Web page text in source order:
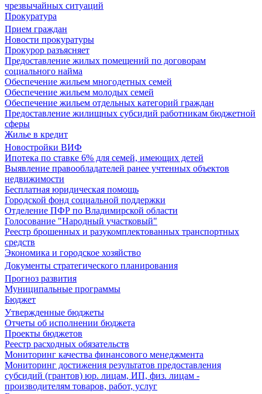
чрезвычайных ситуаций
Прокуратура
Прием граждан
Новости прокуратуры
Прокурор разъясняет
Предоставление жилых помещений по договорам
социального найма
Обеспечение жильем многодетных семей
Обеспечение жильем молодых семей
Обеспечение жильем отдельных категорий граждан
Предоставление жилищных субсидий работникам бюджетной
сферы
Жилье в кредит
Новостройки ВИФ
Ипотека по ставке 6% для семей, имеющих детей
Выявление правообладателей ранее учтенных объектов
недвижимости
Бесплатная юридическая помощь
Городской фонд социальной поддержки
Отделение ПФР по Владимирской области
Голосование "Народный участковый"
Реестр брошенных и разукомплектованных транспортных
средств
Экономика и городское хозяйство
Документы стратегического планирования
Прогноз развития
Муниципальные программы
Бюджет
Утвержденные бюджеты
Отчеты об исполнении бюджета
Проекты бюджетов
Реестр расходных обязательств
Мониторинг качества финансового менеджмента
Мониторинг достижения результатов предоставления
субсидий (грантов) юр. лицам, ИП, физ. лицам -
производителям товаров, работ, услуг